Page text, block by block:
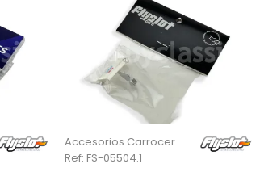
Accesorios Carrocería
Ref: FS-05504.1